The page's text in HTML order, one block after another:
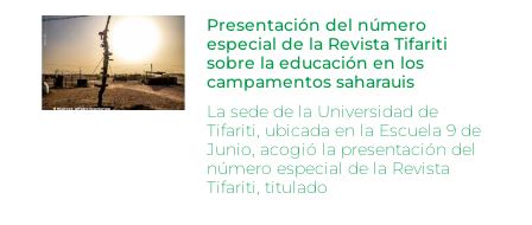
Presentación del número
especial de la Revista Tifariti
sobre la educación en los
campamentos saharauis
La sede de la Universidad de
Tifariti, ubicada en la Escuela 9 de
Junio, acogió la presentación del
número especial de la Revista
Tifariti, titulado